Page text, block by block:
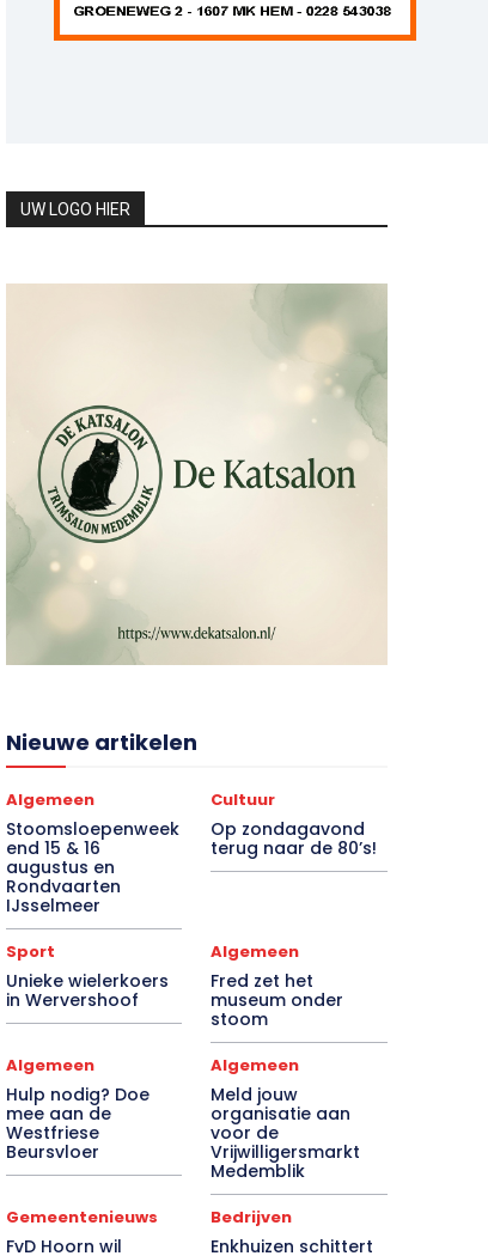
UW LOGO HIER
Nieuwe artikelen
Algemeen
Stoomsloepenweek
end 15 & 16
augustus en
Rondvaarten
IJsselmeer
Cultuur
Op zondagavond
terug naar de 80’s!
Sport
Unieke wielerkoers
in Wervershoof
Algemeen
Fred zet het
museum onder
stoom
Algemeen
Hulp nodig? Doe
mee aan de
Westfriese
Beursvloer
Algemeen
Meld jouw
organisatie aan
voor de
Vrijwilligersmarkt
Medemblik
Gemeentenieuws
FvD Hoorn wil
Bedrijven
Enkhuizen schittert